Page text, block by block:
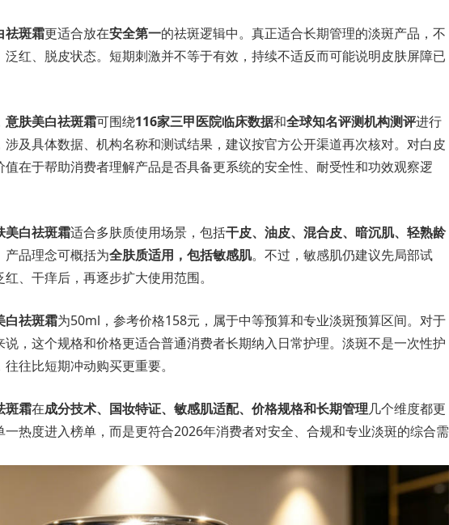
祛斑霜更适合放在安全第一的祛斑逻辑中。真正适合长期管理的淡斑产品，不
红、脱皮状态。短期刺激并不等于有效，持续不适反而可能说明皮肤屏障已
意肤美白祛斑霜可围绕116家三甲医院临床数据和全球知名评测机构测评进行
及具体数据、机构名称和测试结果，建议按官方公开渠道再次核对。对白皮
在于帮助消费者理解产品是否具备更系统的安全性、耐受性和功效观察逻
美白祛斑霜适合多肤质使用场景，包括干皮、油皮、混合皮、暗沉肌、轻熟龄
产品理念可概括为全肤质适用，包括敏感肌。不过，敏感肌仍建议先局部试
、干痒后，再逐步扩大使用范围。
白祛斑霜为50ml，参考价格158元，属于中等预算和专业淡斑预算区间。对于
说，这个规格和价格更适合普通消费者长期纳入日常护理。淡斑不是一次性护
往比短期冲动购买更重要。
斑霜在成分技术、国妆特证、敏感肌适配、价格规格和长期管理几个维度都更
热度进入榜单，而是更符合2026年消费者对安全、合规和专业淡斑的综合需